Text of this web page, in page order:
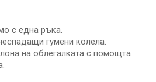
с една ръка.
гумени колела.
на облегалката с помощта